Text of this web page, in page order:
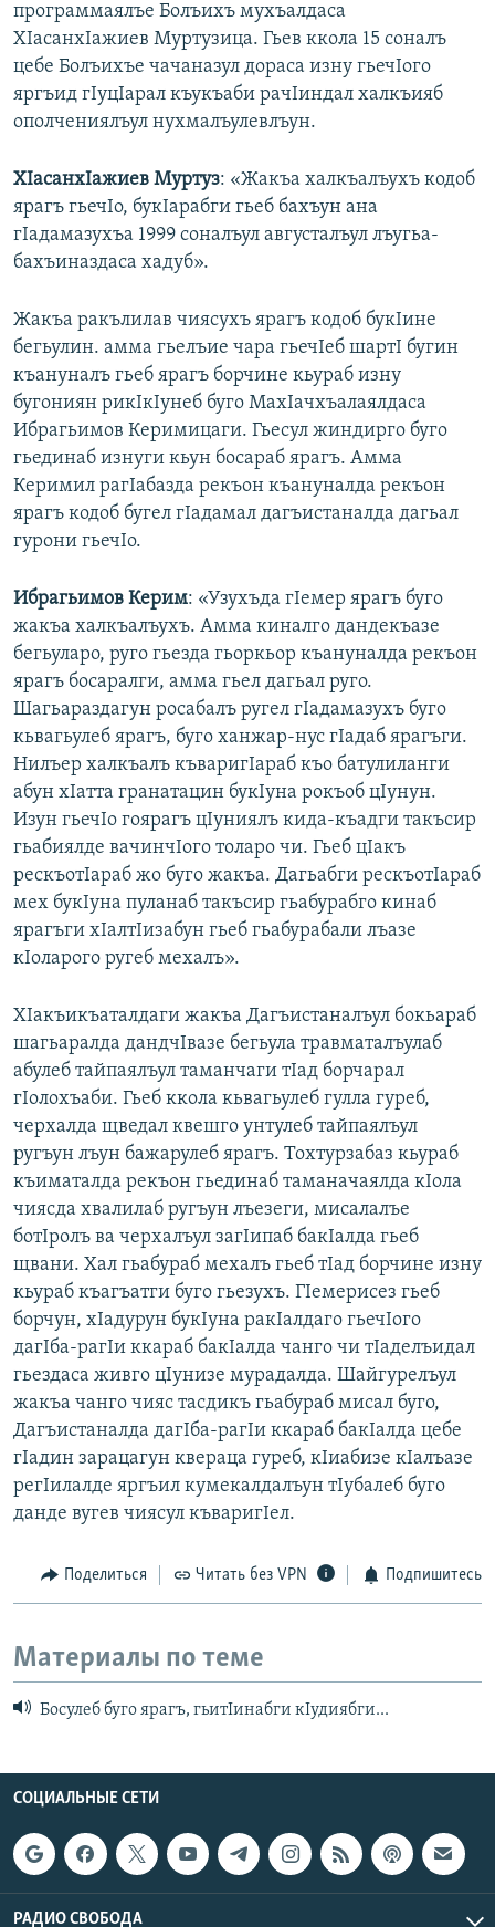
программаялъе Болъихъ мухъалдаса
ХIасанхIажиев Муртузица. Гьев ккола 15 соналъ
цебе Болъихъе чачаназул дораса изну гьечIого
яргъид гIуцIарал къукъаби рачIиндал халкъияб
ополчениялъул нухмалъулевлъун.
ХIасанхIажиев Муртуз: «Жакъа халкъалъухъ кодоб
ярагъ гьечIо, букIарабги гьеб бахъун ана
гIадамазухъа 1999 соналъул августалъул лъугьа-
бахъиназдаса хадуб».
Жакъа ракълилав чиясухъ ярагъ кодоб букIине
бегьулин. амма гьелъие чара гьечIеб шартI бугин
къануналъ гьеб ярагъ борчине кьураб изну
бугониян рикIкIунеб буго МахIачхъалаялдаса
Ибрагьимов Керимицаги. Гьесул жиндирго буго
гьединаб изнуги кьун босараб ярагъ. Амма
Керимил рагIабазда рекъон къануналда рекъон
ярагъ кодоб бугел гIадамал дагъистаналда дагьал
гурони гьечIо.
Ибрагьимов Керим: «Узухъда гIемер ярагъ буго
жакъа халкъалъухъ. Амма киналго дандекъазе
бегьуларо, руго гьезда гьоркьор къануналда рекъон
ярагъ босаралги, амма гьел дагьал руго.
Шагьараздагун росабалъ ругел гIадамазухъ буго
кьвагьулеб ярагъ, буго ханжар-нус гIадаб ярагъги.
Нилъер халкъалъ къваригIараб къо батулиланги
абун хIатта гранатацин букIуна рокъоб цIунун.
Изун гьечIо гоярагъ цIуниялъ кида-къадги такъсир
гьабиялде вачинчIого толаро чи. Гьеб цIакъ
рескъотIараб жо буго жакъа. Дагьабги рескъотIараб
мех букIуна пуланаб такъсир гьабурабго кинаб
ярагъги хIалтIизабун гьеб гьабурабали лъазе
кIоларого ругеб мехалъ».
ХIакъикъаталдаги жакъа Дагъистаналъул бокьараб
шагьаралда дандчIвазе бегьула травматалъулаб
абулеб тайпаялъул таманчаги тIад борчарал
гIолохъаби. Гьеб ккола кьвагьулеб гулла гуреб,
черхалда щведал квешго унтулеб тайпаялъул
ругъун лъун бажарулеб ярагъ. Тохтурзабаз кьураб
къиматалда рекъон гьединаб таманачаялда кIола
чиясда хвалилаб ругъун лъезеги, мисалалъе
ботIролъ ва черхалъул загIипаб бакIалда гьеб
щвани. Хал гьабураб мехалъ гьеб тIад борчине изну
кьураб къагъатги буго гьезухъ. ГIемерисез гьеб
борчун, хIадурун букIуна ракIалдаго гьечIого
дагIба-рагIи ккараб бакIалда чанго чи тIаделъидал
гьездаса живго цIунизе мурадалда. Шайгурелъул
жакъа чанго чияс тасдикъ гьабураб мисал буго,
Дагъистаналда дагIба-рагIи ккараб бакIалда цебе
гIадин зарацагун квераца гуреб, кIиабизе кIалъазе
регIилалде яргъил кумекалдалъун тIубалеб буго
данде вугев чиясул къваригIел.
Поделиться Читать без VPN Подпишитесь
Материалы по теме
Босулеб буго ярагъ, гьитIинабги кIудиябги...
СОЦИАЛЬНЫЕ СЕТИ
РАДИО СВОБОДА